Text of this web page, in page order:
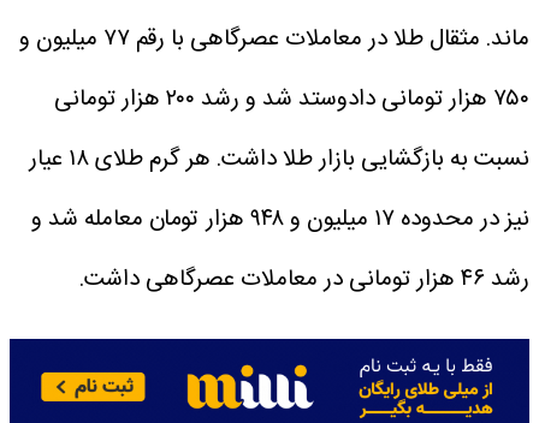
ماند. مثقال طلا در معاملات عصرگاهی با رقم ۷۷ میلیون و
۷۵۰ هزار تومانی دادوستد شد و رشد ۲۰۰ هزار تومانی
نسبت به بازگشایی بازار طلا داشت. هر گرم طلای ۱۸ عیار
نیز در محدوده ۱۷ میلیون و ۹۴۸ هزار تومان معامله شد و
رشد ۴۶ هزار تومانی در معاملات عصرگاهی داشت.